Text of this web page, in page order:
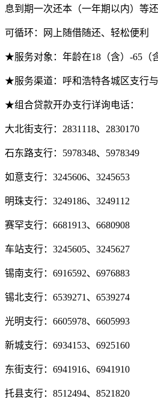
息到期一次还本（一年期以内）等
可循环：网上随借随还、轻松便利
★服务对象：年龄在18（含）-65（
★服务渠道：呼和浩特各城区支行
★组合贷款开办支行详询电话：
大北街支行：2831118、2830170
石东路支行：5978348、5978349
如意支行：3245606、3245653
明珠支行：3249186、3249112
赛罕支行：6681913、6680908
车站支行：3245605、3245627
锡南支行：6916592、6976883
锡北支行：6539271、6539274
光明支行：6605978、6605993
新城支行：6934153、6925160
东街支行：6941916、6941910
托县支行：8512494、8521820